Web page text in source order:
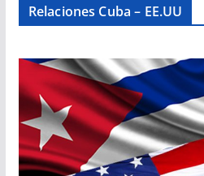
Relaciones Cuba – EE.UU